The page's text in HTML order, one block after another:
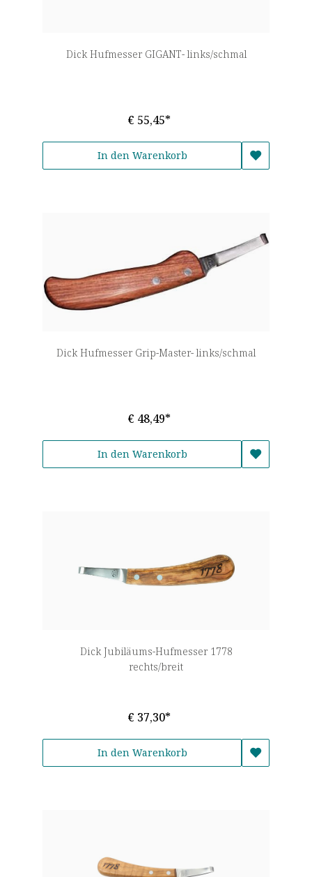
Dick Hufmesser GIGANT- links/schmal
€ 55,45*
In den Warenkorb
Dick Hufmesser Grip-Master- links/schmal
€ 48,49*
In den Warenkorb
Dick Jubiläums-Hufmesser 1778
rechts/breit
€ 37,30*
In den Warenkorb